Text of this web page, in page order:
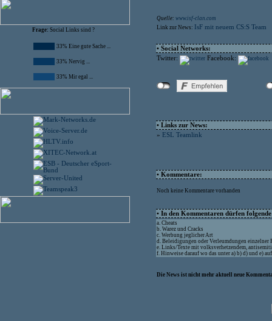
Frage: Social Links sind ?
33% Eine gute Sache ...
33% Nervig ...
33% Mir egal ...
Quelle: www.isf-clan.com
Link zur News:
IsF mit neuem CS:S Team
• Social Networks:
Twitter:
Facebook:
• Links zur News:
» ESL Teamlink
• Kommentare:
Noch keine Kommentare vorhanden
• In den Kommentaren dürfen
a. Cheats
b. Warez und Cracks
c. Werbung jeglicher Art
d. Beleidigungen oder Verleumdungen einzelner
e. Links/Texte mit volksverhetzendem,
f. Hinweise darauf wo das unter a) b) d) und e)
Die News ist nicht mehr aktuell neue